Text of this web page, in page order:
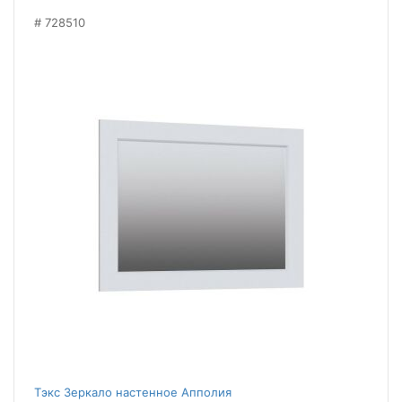
728510
Тэкс Зеркало настенное Апполия